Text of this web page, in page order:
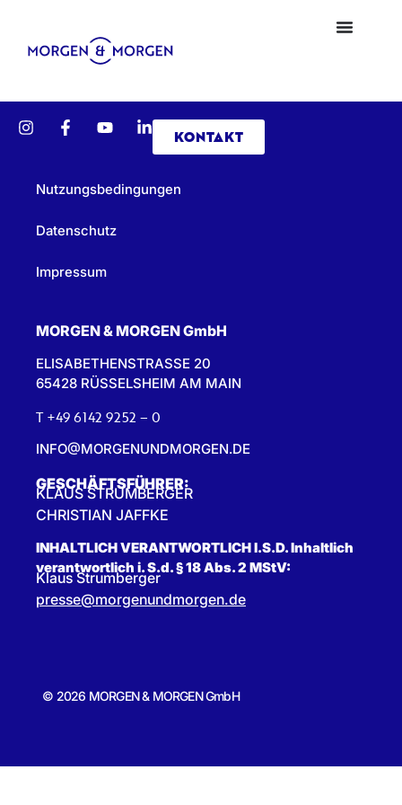
KONTAKT
Nutzungsbedingungen
Datenschutz
Impressum
MORGEN & MORGEN GmbH
ELISABETHENSTRASSE 20
65428 RÜSSELSHEIM AM MAIN
T +49 6142 9252 – 0
INFO@MORGENUNDMORGEN.DE
GESCHÄFTSFÜHRER:
KLAUS STRUMBERGER
CHRISTIAN JAFFKE
INHALTLICH VERANTWORTLICH I.S.D. Inhaltlich
verantwortlich i. S.d. § 18 Abs. 2 MStV:
Klaus Strumberger
presse@morgenundmorgen.de
© 2026 MORGEN & MORGEN GmbH